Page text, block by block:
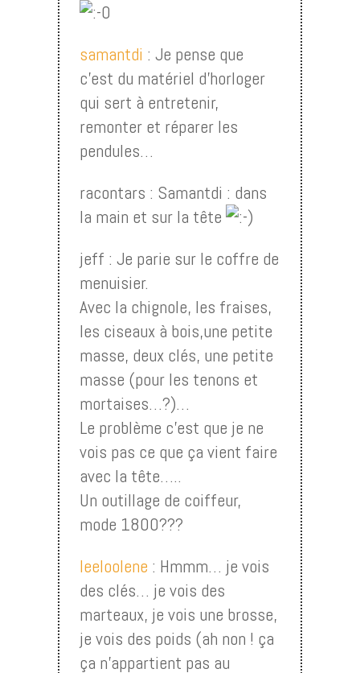
samantdi : Je pense que
c’est du matériel d’horloger
qui sert à entretenir,
remonter et réparer les
pendules…
racontars : Samantdi : dans
la main et sur la tête
jeff : Je parie sur le coffre de
menuisier.
Avec la chignole, les fraises,
les ciseaux à bois,une petite
masse, deux clés, une petite
masse (pour les tenons et
mortaises…?)…
Le problème c’est que je ne
vois pas ce que ça vient faire
avec la tête…..
Un outillage de coiffeur,
mode 1800???
leeloolene : Hmmm… je vois
des clés… je vois des
marteaux, je vois une brosse,
je vois des poids (ah non ! ça
ça n’appartient pas au